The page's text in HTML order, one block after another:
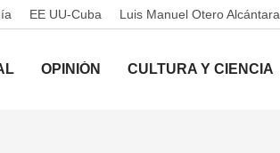
EE UU-Cuba Luis Manuel Otero Alcántara
OPINIÓN CULTURA Y CIENCIA